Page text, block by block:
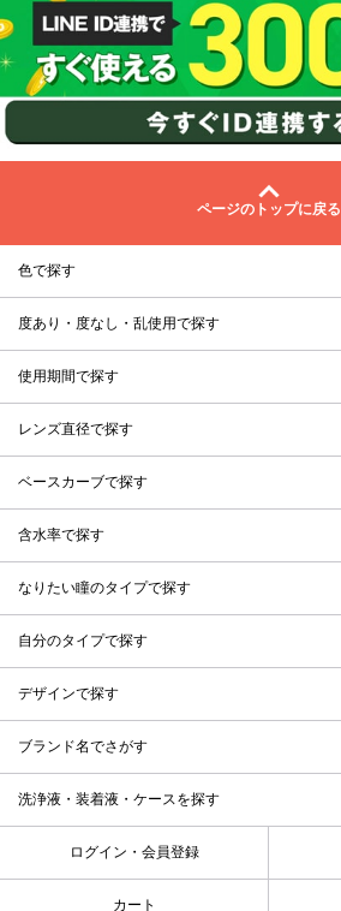
ページのトップに戻る
色で探す
度あり・度なし・乱使用で探す
使用期間で探す
レンズ直径で探す
ベースカーブで探す
含水率で探す
なりたい瞳のタイプで探す
自分のタイプで探す
デザインで探す
ブランド名でさがす
洗浄液・装着液・ケースを探す
ログイン・会員登録
カート